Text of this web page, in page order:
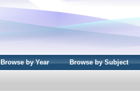
Browse by Year Browse by Subject